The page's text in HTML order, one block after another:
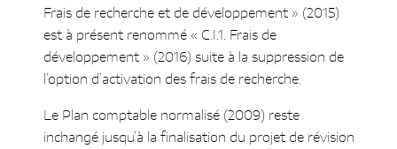
Frais de recherche et de développement » (2015)
est à présent renommé « C.I.1. Frais de
développement » (2016) suite à la suppression de
l’option d’activation des frais de recherche.
Le Plan comptable normalisé (2009) reste
inchangé jusqu’à la finalisation du projet de révision